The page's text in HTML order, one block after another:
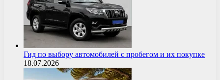
Гид по выбору автомобилей с пробегом и их покупке
18.07.2026